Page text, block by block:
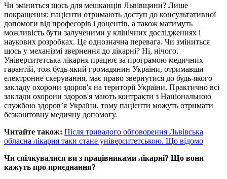
Чи зміниться щось для мешканців Львівщини? Лише
покращення: пацієнти отримають доступ до консультативної
допомоги від професорів і доцентів, а також матимуть
можливість бути залученими у клінічних дослідженнях і
наукових розробках. Це однозначна перевага. Чи зміниться
щось у механізмі звернення до лікарні? Ні, нічого.
Університетська лікарня працює за програмою медичних
гарантій, тож будь-який громадянин України, отримавши
електронне скерування, має право звернутися до будь-якого
закладу охорони здоров'я на території України. Практично всі
заклади охорони здоров'я мають контракти з Національною
службою здоров’я України, тому пацієнти можуть отримати
безкоштовну медичну допомогу.
Читайте також: Після тривалого обговорення Львівська
обласна лікарня таки стане університетською. Що відомо
Чи спілкувалися ви з працівниками лікарні? Що вони
кажуть про приєднання?